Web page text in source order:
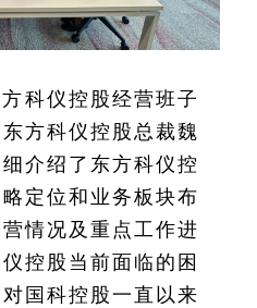
科仪控股经营班子
方科仪控股总裁魏
介绍了东方科仪控
定位和业务板块布
情况及重点工作进
控股当前面临的困
国科控股一直以来